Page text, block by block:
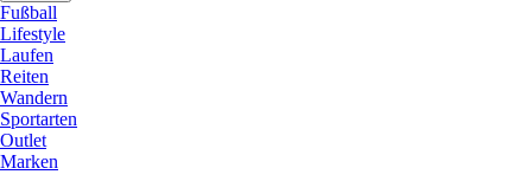
Fußball
Lifestyle
Laufen
Reiten
Wandern
Sportarten
Outlet
Marken